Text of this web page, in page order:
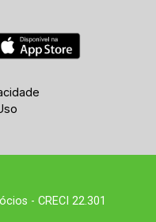
- CRECI 22.301